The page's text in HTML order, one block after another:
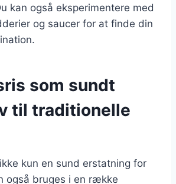
kan også eksperimentere med
og saucer for at finde din
som sundt
til traditionelle
kun en sund erstatning for
også bruges i en række